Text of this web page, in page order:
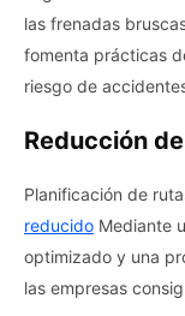
las frenadas
fomenta prácticas
riesgo de
Reducción
Planificación de
reducido Mediante
optimizado y una
las empresas